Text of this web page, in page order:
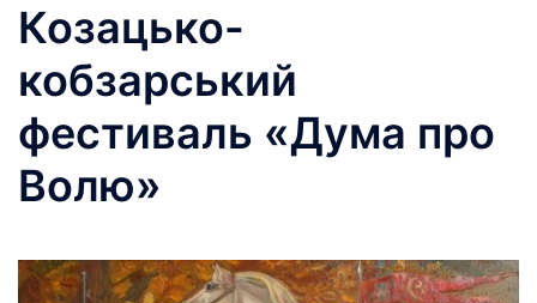
Козацько-
кобзарський
фестиваль «Дума про
Волю»